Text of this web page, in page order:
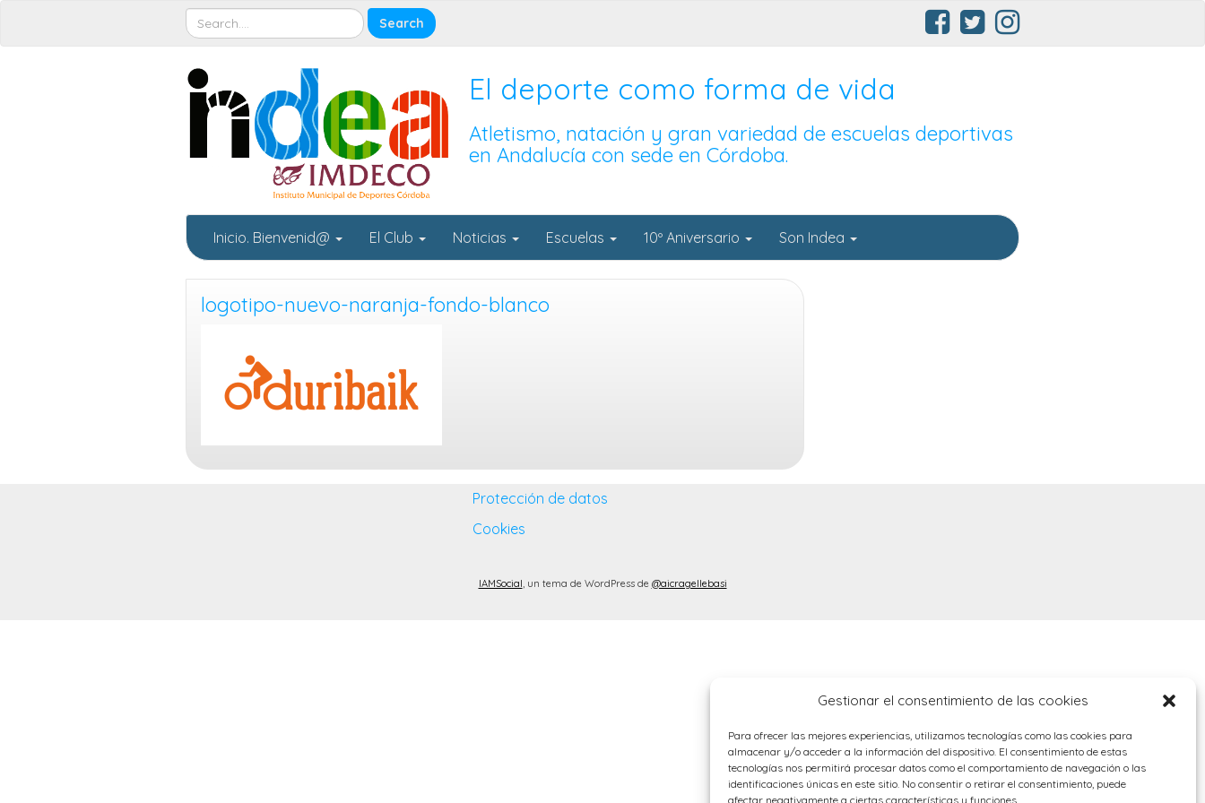
Gestionar el consentimiento de las cookies
Para ofrecer las mejores experiencias, utilizamos tecnologías como las cookies para
almacenar y/o acceder a la información del dispositivo. El consentimiento de estas
tecnologías nos permitirá procesar datos como el comportamiento de navegación o las
identificaciones únicas en este sitio. No consentir o retirar el consentimiento, puede
afectar negativamente a ciertas características y funciones.
El deporte como forma de vida
Atletismo, natación y gran variedad de escuelas deportivas
en Andalucía con sede en Córdoba.
Inicio. Bienvenid@ El Club Noticias Escuelas 10º Aniversario Son Indea
logotipo-nuevo-naranja-fondo-blanco
Protección de datos
Cookies
IAMSocial, un tema de WordPress de @aicragellebasi